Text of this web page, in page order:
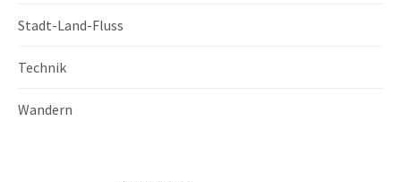
Stadt-Land-Fluss
Technik
Wandern